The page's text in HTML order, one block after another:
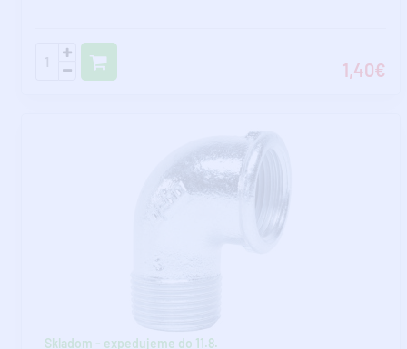
1,40€
Skladom - expedujeme do 11.8.